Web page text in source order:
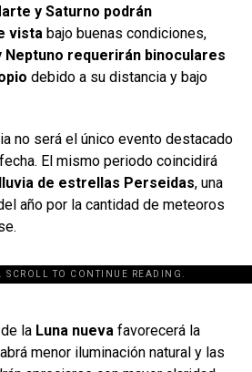
y Saturno podrán
vista bajo buenas condiciones,
Neptuno requerirán binoculares
debido a su distancia y bajo
no será el único evento destacado
El mismo periodo coincidirá
de estrellas Perseidas, una
año por la cantidad de meteoros
SCROLL TO CONTINUE READING.
id="243463"]
la Luna nueva favorecerá la
menor iluminación natural y las